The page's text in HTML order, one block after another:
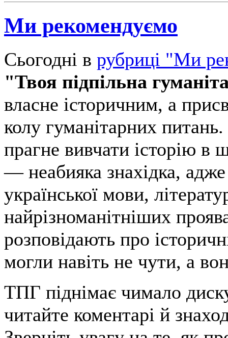
Ми рекомендуємо
Сьогодні в рубриці "Ми
"Твоя підпільна
власне історичним, а
колу гуманітарних
прагне вивчати історію в
— неабияка знахідка,
української мови,
найрізноманітніших
розповідають про
могли навіть не чути, а
ТПГ піднімає чимало
читайте коментарі й